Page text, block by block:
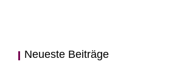
Neueste Beiträge